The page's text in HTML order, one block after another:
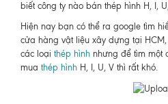
biết công ty nào bán thép hình H, I,
Hiện nay bạn có thể ra google tìm
cửa hàng vật liệu xây dựng tại
các loại thép hình nhưng để tìm một
mua thép hình H, I, U, V thì rất khó.